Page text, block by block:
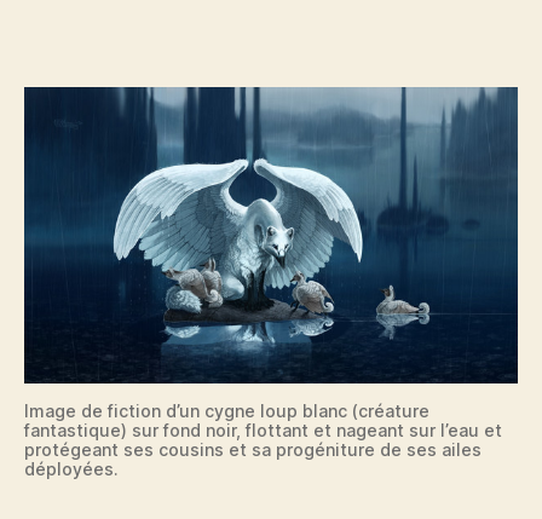
Image de fiction d’un cygne loup blanc (créature
fantastique) sur fond noir, flottant et nageant sur l’eau et
protégeant ses cousins et sa progéniture de ses ailes
déployées.